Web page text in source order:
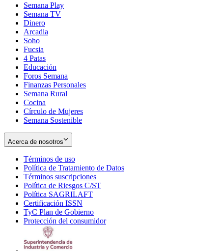
Semana Play
Semana TV
Dinero
Arcadia
Soho
in
new
window
Fucsia
in
new
window
4 Patas
Educación
Foros Semana
Finanzas Personales
Semana Rural
Cocina
Círculo de Mujeres
Semana Sostenible
Acerca de nosotros
Términos de uso
in
new
window
Política de Tratamiento de Datos
Términos suscripciones
in
Política de Riesgos C/ST
Política SAGRILAFT
new
window
Certificación ISSN
in
new
TyC Plan de Gobierno
in
Protección del consumidorOpens